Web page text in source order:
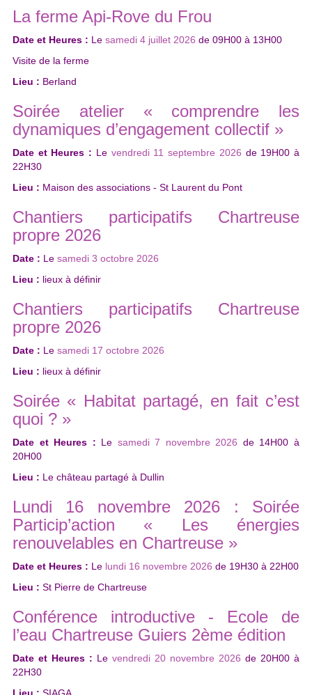
La ferme Api‑Rove du Frou
Date et Heures : Le samedi 4 juillet 2026 de 09H00 à 13H00
Visite de la ferme
Lieu : Berland
Soirée atelier « comprendre les
dynamiques d’engagement collectif »
Date et Heures : Le vendredi 11 septembre 2026 de 19H00 à
22H30
Lieu : Maison des associations - St Laurent du Pont
Chantiers participatifs Chartreuse
propre 2026
Date : Le samedi 3 octobre 2026
Lieu : lieux à définir
Chantiers participatifs Chartreuse
propre 2026
Date : Le samedi 17 octobre 2026
Lieu : lieux à définir
Soirée « Habitat partagé, en fait c’est
quoi ? »
Date et Heures : Le samedi 7 novembre 2026 de 14H00 à
20H00
Lieu : Le château partagé à Dullin
Lundi 16 novembre 2026 : Soirée
Particip’action « Les énergies
renouvelables en Chartreuse »
Date et Heures : Le lundi 16 novembre 2026 de 19H30 à 22H00
Lieu : St Pierre de Chartreuse
Conférence introductive - Ecole de
l’eau Chartreuse Guiers 2ème édition
Date et Heures : Le vendredi 20 novembre 2026 de 20H00 à
22H30